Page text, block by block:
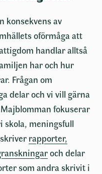
konsekvens av
oförmåga att
handlar alltså
har och hur
Frågan om
delar och vi vill gärna
fokuserar
skola, meningsfull
rapporter,
och delar
som andra skrivit i